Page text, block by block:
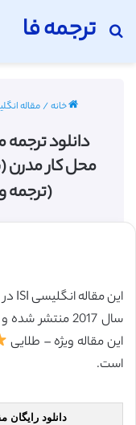
ترجمه فا
جستجو برای
خانه/مقاله
دانلود
(ترجمه
این مقاله ویژه – طلایی
است.
دانلود